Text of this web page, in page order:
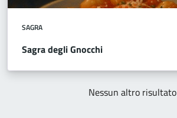
SAGRA
Sagra degli Gnocchi
Nessun altro risultato